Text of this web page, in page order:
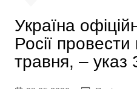
Україна
Росії
травня, – указ